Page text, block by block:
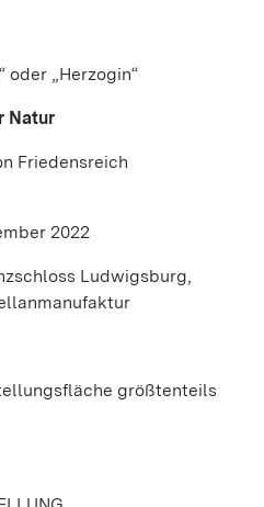
oder „Herzogin“
Natur
Friedensreich
2022
Ludwigsburg,
größtenteils